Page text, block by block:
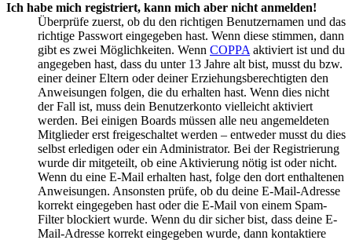
Ich habe mich registriert, kann mich aber nicht anmelden!
Überprüfe zuerst, ob du den richtigen Benutzernamen und das
richtige Passwort eingegeben hast. Wenn diese stimmen, dann
gibt es zwei Möglichkeiten. Wenn COPPA aktiviert ist und du
angegeben hast, dass du unter 13 Jahre alt bist, musst du bzw.
einer deiner Eltern oder deiner Erziehungsberechtigten den
Anweisungen folgen, die du erhalten hast. Wenn dies nicht
der Fall ist, muss dein Benutzerkonto vielleicht aktiviert
werden. Bei einigen Boards müssen alle neu angemeldeten
Mitglieder erst freigeschaltet werden – entweder musst du dies
selbst erledigen oder ein Administrator. Bei der Registrierung
wurde dir mitgeteilt, ob eine Aktivierung nötig ist oder nicht.
Wenn du eine E-Mail erhalten hast, folge den dort enthaltenen
Anweisungen. Ansonsten prüfe, ob du deine E-Mail-Adresse
korrekt eingegeben hast oder die E-Mail von einem Spam-
Filter blockiert wurde. Wenn du dir sicher bist, dass deine E-
Mail-Adresse korrekt eingegeben wurde, dann kontaktiere